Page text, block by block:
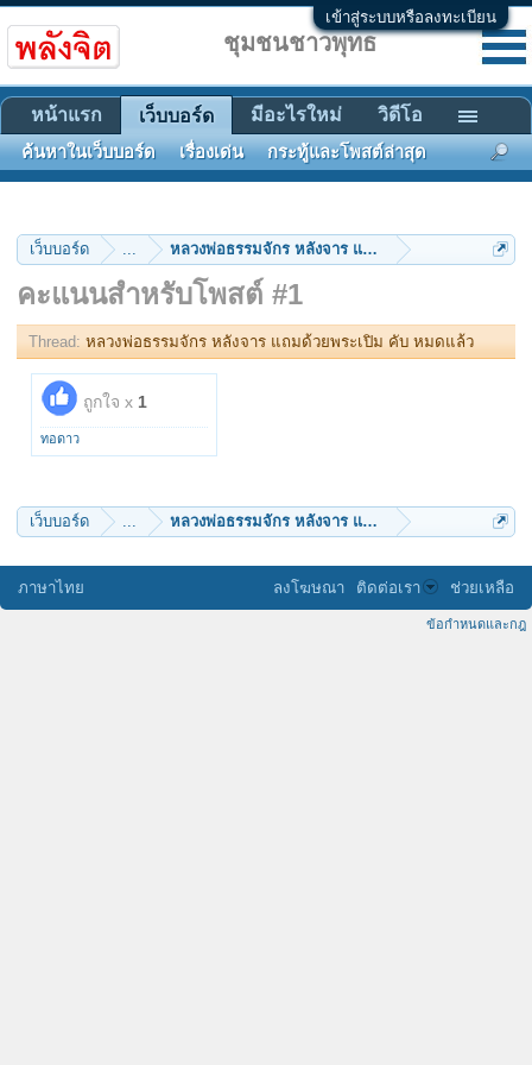
เข้าสู่ระบบหรือลงทะเบียน
เว็บบอร์ด ... หลวงพ่อธรรมจักร หลังจาร แถมด้วยพระเปิม คับ ห
คะแนนสำหรับโพสต์ #1
Thread: หลวงพ่อธรรมจักร หลังจาร แถมด้วยพระเปิม คับ หมดแล้ว
ถูกใจ x 1
ทอดาว
เว็บบอร์ด ... หลวงพ่อธรรมจักร หลังจาร แถมด้วยพระเปิม คับ ห
ชุมชนชาวพุทธ
หน้าแรก เว็บบอร์ด
ค้นหาในเว็บบอร์ด เรื่องเด่น กระทู้และโพสต์ล่าสุด
มีอะไรใหม่ วิดีโอ
ภาษาไทย ลงโฆษณา ติดต่อเรา ช่วยเหลือ
ข้อกำหนดและกฎ